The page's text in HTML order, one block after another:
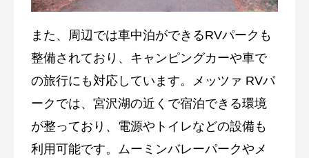
また、周辺では車中泊ができるRVパークも
整備されており、キャンピングカーや車で
の旅行にも対応しています。メッツァ RVパ
ークでは、宮沢湖の近くで宿泊できる環境
が整っており、電源やトイレなどの設備も
利用可能です。ムーミンバレーパークやメ